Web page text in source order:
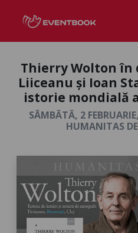
Thierry Wolton în
Liiceanu și Ioan
istorie mondială
SÂMBĂTĂ, 2
HUMANITAS